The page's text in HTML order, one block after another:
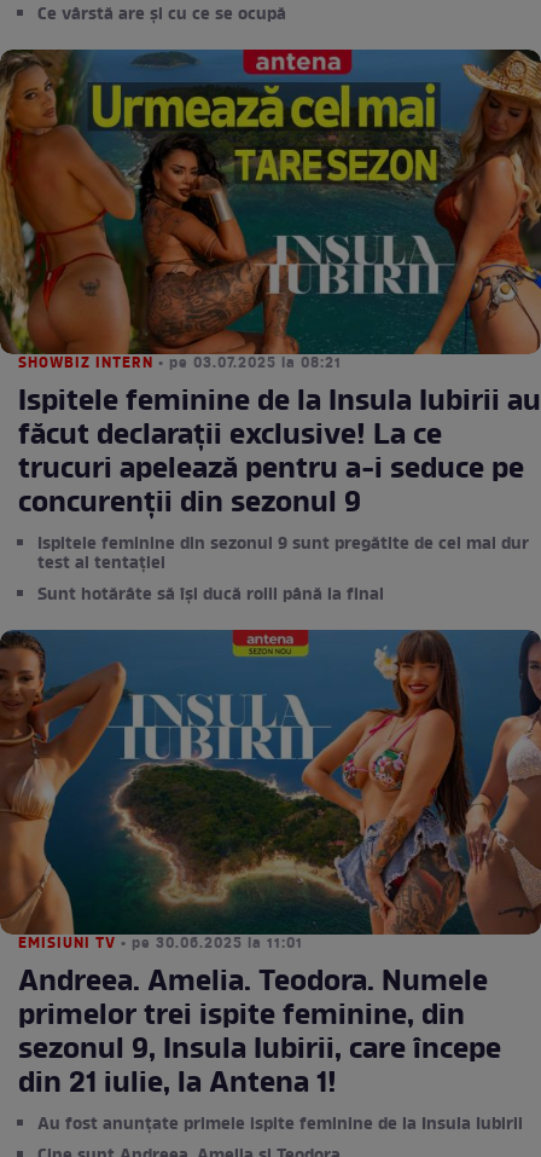
Ce vârstă are și cu ce se ocupă
SHOWBIZ INTERN • pe 03.07.2025 la 08:21
Ispitele feminine de la Insula Iubirii au
făcut declarații exclusive! La ce
trucuri apelează pentru a-i seduce pe
concurenții din sezonul 9
Ispitele feminine din sezonul 9 sunt pregătite de cel mai dur
test al tentației
Sunt hotărâte să își ducă rolil până la final
EMISIUNI TV • pe 30.06.2025 la 11:01
Andreea. Amelia. Teodora. Numele
primelor trei ispite feminine, din
sezonul 9, Insula Iubirii, care începe
din 21 iulie, la Antena 1!
Au fost anunțate primele ispite feminine de la Insula Iubirii